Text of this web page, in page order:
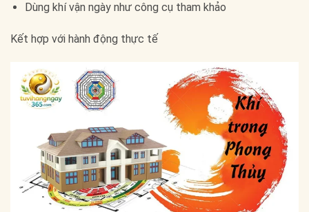
Dùng khí vận ngày như công cụ tham khảo
Kết hợp với hành động thực tế